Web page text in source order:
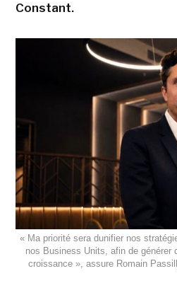
Constant.
« Ma priorité sera dunifier nos
nos Business Units, afin de générer
croissance », assure Romain